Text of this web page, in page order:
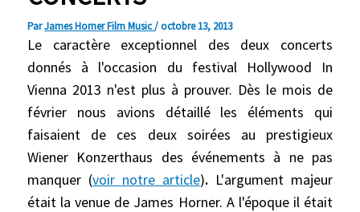
ParJames Horner Film Music/octobre 13, 2013
Le caractère exceptionnel des deux concerts
donnés à l'occasion du festival Hollywood In
Vienna 2013 n'est plus à prouver. Dès le mois de
février nous avions détaillé les éléments qui
faisaient de ces deux soirées au prestigieux
Wiener Konzerthaus des événements à ne pas
manquer (voir notre article). L'argument majeur
était la venue de James Horner. A l'époque il était